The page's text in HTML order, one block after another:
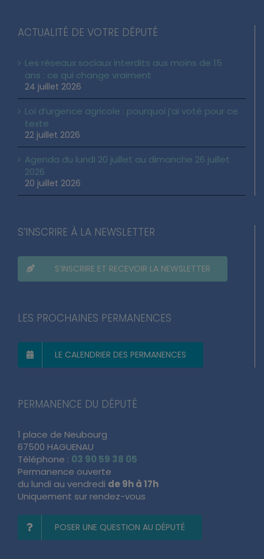
ACTUALITÉ DE VOTRE DÉPUTÉ
Les réseaux sociaux interdits aux moins de 15
ans : ce qui change vraiment
24 juillet 2026
Loi d’urgence agricole : pourquoi j’ai voté pour ce
texte
22 juillet 2026
Agenda du lundi 20 juillet au dimanche 26 juillet
2026
20 juillet 2026
S’INSCRIRE À LA NEWSLETTER
S’INSCRIRE ET RECEVOIR LA NEWSLETTER
LES PROCHAINES PERMANENCES
LE CALENDRIER DES PERMANENCES
PERMANENCE DU DÉPUTÉ
1 place de Neubourg
67500 HAGUENAU
Téléphone : 03 90 59 38 05
Permanence ouverte
du lundi au vendredi de 9h à 17h
Uniquement sur rendez-vous
POSER UNE QUESTION AU DÉPUTÉ